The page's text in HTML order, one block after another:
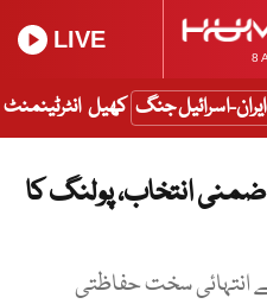
8
LIVE
ایران-اسرائیل جنگ کھیل انٹرٹینمنٹ
میں ضمنی انتخاب، پولنگ کا
انتہائی سخت حفاظتی